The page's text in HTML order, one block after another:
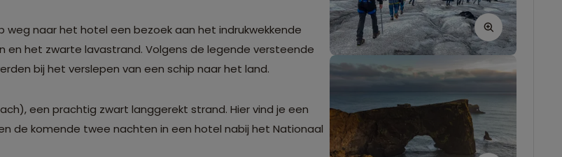
naar het hotel een bezoek aan het indrukwekkende
en het zwarte lavastrand. Volgens de legende versteende
bij het verslepen van een schip naar het land.
een prachtig zwart langgerekt strand. Hier vind je een
de komende twee nachten in een hotel nabij het Nationaal